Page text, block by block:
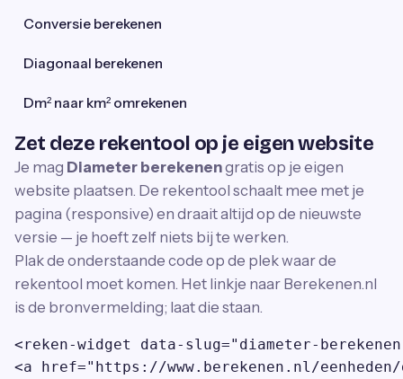
Conversie berekenen
Diagonaal berekenen
Dm² naar km² omrekenen
Zet deze rekentool op je eigen website
Je mag Diameter berekenengratis op je eigen
website plaatsen. De rekentool schaalt mee met je
pagina (responsive) en draait altijd op de nieuwste
versie — je hoeft zelf niets bij te werken.
Plak de onderstaande code op de plek waar de
rekentool moet komen. Het linkje naar Berekenen.nl
is de bronvermelding; laat die staan.
<reken-widget data-slug="diameter-
<a href="https://www.berekenen.nl/